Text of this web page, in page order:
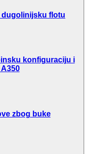
dugolinijsku flotu
konfiguraciju i
zbog buke